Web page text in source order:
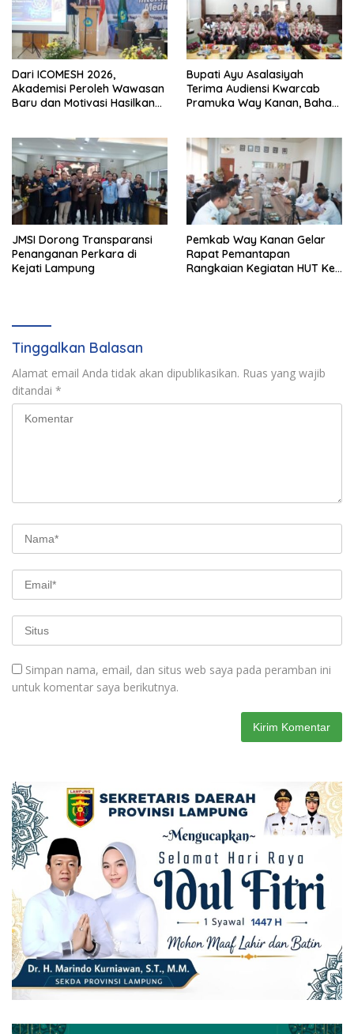
Dari ICOMESH 2026,
Akademisi Peroleh Wawasan
Baru dan Motivasi Hasilkan
Bupati Ayu Asalasiyah
Terima Audiensi Kwarcab
Pramuka Way Kanan, Bahas
JMSI Dorong Transparansi
Penanganan Perkara di
Kejati Lampung
Pemkab Way Kanan Gelar
Rapat Pemantapan
Rangkaian Kegiatan HUT Ke-
Tinggalkan Balasan
Alamat email Anda tidak akan dipublikasikan. Ruas yang wajib
ditandai *
Simpan nama, email, dan situs web saya pada peramban ini
untuk komentar saya berikutnya.